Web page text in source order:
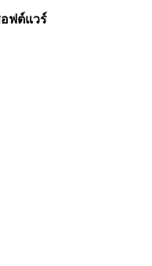
ฟต์แวร์